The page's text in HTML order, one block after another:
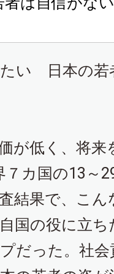
い 日本の若
が低く、将来
カ国の13～
結果で、こん
国の役に立
だった。社